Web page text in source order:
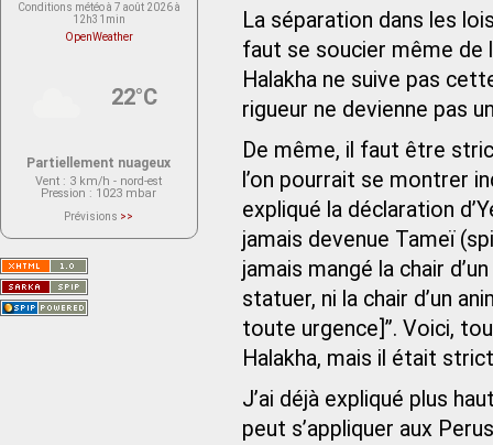
La séparation dans les
faut se soucier même de
Halakha ne suive pas
rigueur ne devienne pas
De même, il faut être
l’on pourrait se montrer
expliqué la déclaration
jamais devenue Tameï
jamais mangé la chair
statuer, ni la chair d’un
toute urgence]”. Voici,
Halakha, mais il était
J’ai déjà expliqué plus
peut s’appliquer aux
Conditions météo à 7 août 2026 à
12h31min
OpenWeather
22°C
Partiellement nuageux
Vent : 3 km/h - nord-est
Pression : 1023 mbar
Prévisions >>
actuellement aucune prévision
Saint-Nom.
Veuillez consulter le message du
service ci-dessous.
(401 - Invalid API key. Please see
https://openweathermap.org/faq#error401